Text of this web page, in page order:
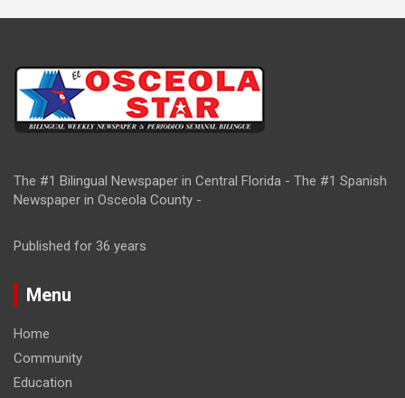
The #1 Bilingual Newspaper in Central Florida - The #1 Spanish
Newspaper in Osceola County -
Published for 36 years
Menu
Home
Community
Education